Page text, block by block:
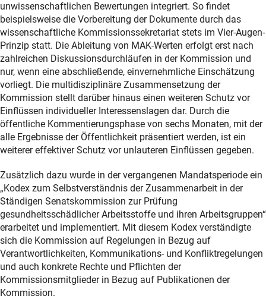
unwissenschaftlichen Bewertungen integriert. So findet
beispielsweise die Vorbereitung der Dokumente durch das
wissenschaftliche Kommissionssekretariat stets im Vier-Augen-
Prinzip statt. Die Ableitung von MAK-Werten erfolgt erst nach
zahlreichen Diskussionsdurchläufen in der Kommission und
nur, wenn eine abschließende, einvernehmliche Einschätzung
vorliegt. Die multidisziplinäre Zusammensetzung der
Kommission stellt darüber hinaus einen weiteren Schutz vor
Einflüssen individueller Interessenslagen dar. Durch die
öffentliche Kommentierungsphase von sechs Monaten, mit der
alle Ergebnisse der Öffentlichkeit präsentiert werden, ist ein
weiterer effektiver Schutz vor unlauteren Einflüssen gegeben.
Zusätzlich dazu wurde in der vergangenen Mandatsperiode ein
„Kodex zum Selbstverständnis der Zusammenarbeit in der
Ständigen Senatskommission zur Prüfung
gesundheitsschädlicher Arbeitsstoffe und ihren Arbeitsgruppen“
erarbeitet und implementiert. Mit diesem Kodex verständigte
sich die Kommission auf Regelungen in Bezug auf
Verantwortlichkeiten, Kommunikations- und Konfliktregelungen
und auch konkrete Rechte und Pflichten der
Kommissionsmitglieder in Bezug auf Publikationen der
Kommission.